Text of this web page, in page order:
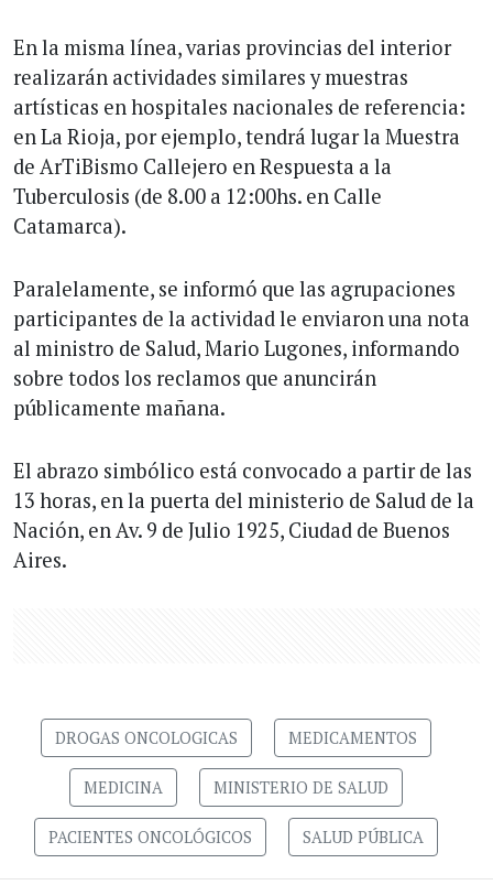
En la misma línea, varias provincias del interior
realizarán actividades similares y muestras
artísticas en hospitales nacionales de referencia:
en La Rioja, por ejemplo, tendrá lugar la Muestra
de ArTiBismo Callejero en Respuesta a la
Tuberculosis (de 8.00 a 12:00hs. en Calle
Catamarca).
Paralelamente, se informó que las agrupaciones
participantes de la actividad le enviaron una nota
al ministro de Salud, Mario Lugones, informando
sobre todos los reclamos que anuncirán
públicamente mañana.
El abrazo simbólico está convocado a partir de las
13 horas, en la puerta del ministerio de Salud de la
Nación, en Av. 9 de Julio 1925, Ciudad de Buenos
Aires.
DROGAS ONCOLOGICAS MEDICAMENTOS
MEDICINA MINISTERIO DE SALUD
PACIENTES ONCOLÓGICOS SALUD PÚBLICA